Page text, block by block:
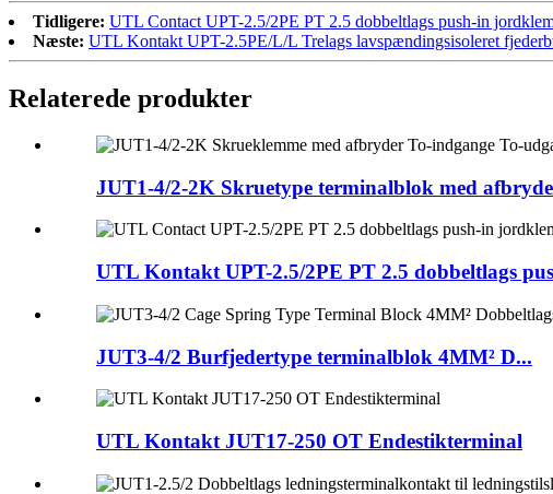
Tidligere: UTL Contact UPT-2.5/2PE PT 2.5 dobbeltlags push-in
Næste: UTL Kontakt UPT-2.5PE/L/L Trelags lavspændingsisoleret
Relaterede produkter
JUT1-4/2-2K Skruetype terminalblok med
UTL Kontakt UPT-2.5/2PE PT 2.5 dobbeltlags
JUT3-4/2 Burfjedertype terminalblok 4MM² D...
UTL Kontakt JUT17-250 OT Endestikterminal